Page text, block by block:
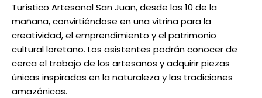
Turístico Artesanal San Juan, desde las 10 de la
mañana, convirtiéndose en una vitrina para la
creatividad, el emprendimiento y el patrimonio
cultural loretano. Los asistentes podrán conocer de
cerca el trabajo de los artesanos y adquirir piezas
únicas inspiradas en la naturaleza y las tradiciones
amazónicas.